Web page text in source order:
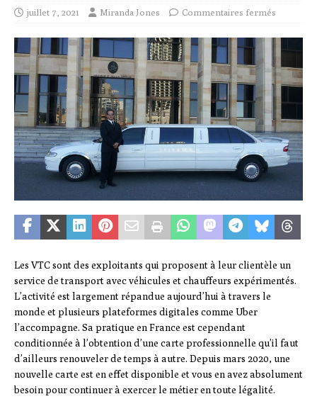
juillet 7, 2021 Miranda Jones Commentaires fermés
Les VTC sont des exploitants qui proposent à leur clientèle un
service de transport avec véhicules et chauffeurs expérimentés.
L’activité est largement répandue aujourd’hui à travers le
monde et plusieurs plateformes digitales comme Uber
l’accompagne. Sa pratique en France est cependant
conditionnée à l’obtention d’une carte professionnelle qu’il faut
d’ailleurs renouveler de temps à autre. Depuis mars 2020, une
nouvelle carte est en effet disponible et vous en avez absolument
besoin pour continuer à exercer le métier en toute légalité.